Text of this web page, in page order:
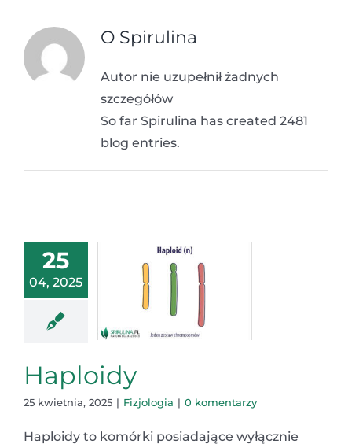
O Spirulina
Autor nie uzupełnił żadnych
szczegółów
So far Spirulina has created 2481
blog entries.
25
04, 2025
Haploidy
25 kwietnia, 2025 | Fizjologia | 0 komentarzy
Haploidy to komórki posiadające wyłącznie